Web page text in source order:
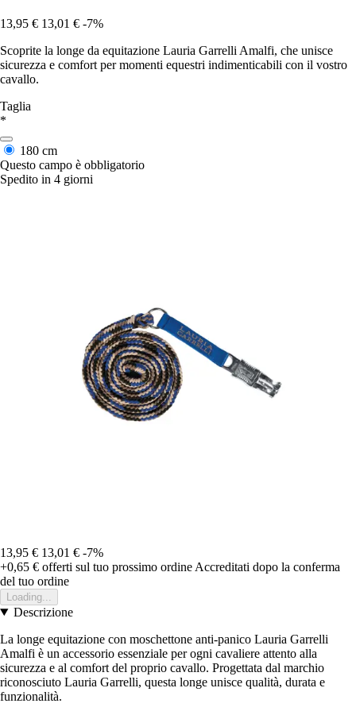
13,95 € 13,01 € -7%
Scoprite la longe da equitazione Lauria Garrelli Amalfi, che unisce
sicurezza e comfort per momenti equestri indimenticabili con il vostro
cavallo.
Taglia
*
180 cm
Questo campo è obbligatorio
Spedito in 4 giorni
13,95 € 13,01 € -7%
+0,65 € offerti sul tuo prossimo ordine Accreditati dopo la conferma
del tuo ordine
Loading...
Descrizione
La longe equitazione con moschettone anti-panico Lauria Garrelli
Amalfi è un accessorio essenziale per ogni cavaliere attento alla
sicurezza e al comfort del proprio cavallo. Progettata dal marchio
riconosciuto Lauria Garrelli, questa longe unisce qualità, durata e
funzionalità.